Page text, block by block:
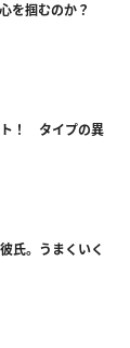
を掴むのか？
ト！ タイプの異
氏。うまくいく